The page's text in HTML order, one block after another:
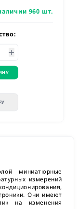
960 шт.
миниатюрные
измерений
Они имеют
на изменения